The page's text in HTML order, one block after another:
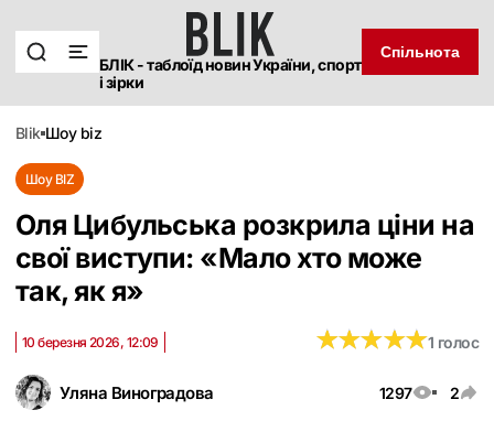
БЛІК - таблоїд новин України, спорт
і зірки
Спільнота
blik шоу biz
Шоу BIZ
Оля Цибульська розкрила ціни на
свої виступи: «Мало хто може
так, як я»
Уляна Виноградова 1297 2
10 березня 2026, 12:09 ★★★★★
★★★★★1 голос